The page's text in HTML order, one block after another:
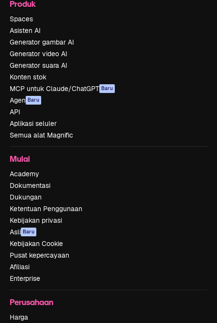
Produk
Spaces
Asisten AI
Generator gambar AI
Generator video AI
Generator suara AI
Konten stok
MCP untuk Claude/ChatGPT Baru
Agen Baru
API
Aplikasi seluler
Semua alat Magnific
Mulai
Academy
Dokumentasi
Dukungan
Ketentuan Penggunaan
Kebijakan privasi
Asli Baru
Kebijakan Cookie
Pusat kepercayaan
Afiliasi
Enterprise
Perusahaan
Harga